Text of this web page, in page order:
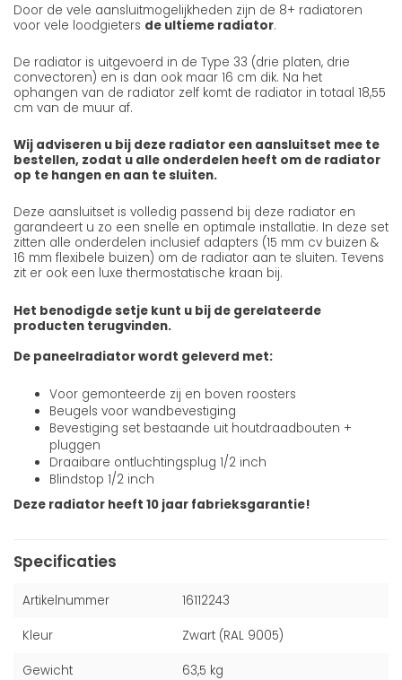
Door de vele aansluitmogelijkheden zijn de 8+ radiatoren
voor vele loodgieters de ultieme radiator.
De radiator is uitgevoerd in de Type 33 (drie platen, drie
convectoren) en is dan ook maar 16 cm dik. Na het
ophangen van de radiator zelf komt de radiator in totaal 18,55
cm van de muur af.
Wij adviseren u bij deze radiator een aansluitset mee te
bestellen, zodat u alle onderdelen heeft om de radiator
op te hangen en aan te sluiten.
Deze aansluitset is volledig passend bij deze radiator en
garandeert u zo een snelle en optimale installatie. In deze set
zitten alle onderdelen inclusief adapters (15 mm cv buizen &
16 mm flexibele buizen) om de radiator aan te sluiten. Tevens
zit er ook een luxe thermostatische kraan bij.
Het benodigde setje kunt u bij de gerelateerde
producten terugvinden.
De paneelradiator wordt geleverd met:
Voor gemonteerde zij en boven roosters
Beugels voor wandbevestiging
Bevestiging set bestaande uit houtdraadbouten +
pluggen
Draaibare ontluchtingsplug 1/2 inch
Blindstop 1/2 inch
Deze radiator heeft 10 jaar fabrieksgarantie!
Specificaties
Artikelnummer 16112243
Kleur Zwart (RAL 9005)
Gewicht 63,5 kg